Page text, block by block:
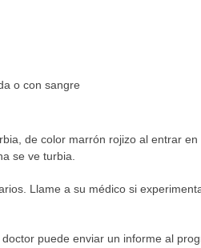
o con sangre
de color marrón rojizo al entrar
se ve turbia.
Llame a su médico si
puede enviar un informe al